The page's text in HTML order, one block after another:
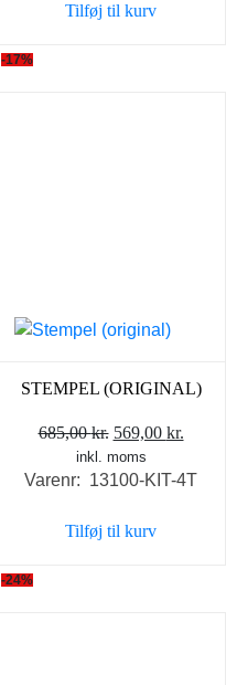
119,00 kr..
Tilføj til kurv
-17%
STEMPEL (ORIGINAL)
685,00kr. Den
oprindelige
pris
685,00 kr..
569,00 kr.
pris
inkl. moms
Varenr: 13100-KIT-4T
Tilføj til kurv
-24%